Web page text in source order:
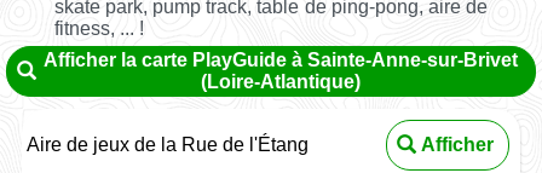
skate park, pump track, table de ping-pong, aire de
fitness, ... !
Afficher la carte PlayGuide à Sainte-Anne-sur-Brivet
(Loire-Atlantique)
Aire de jeux de la Rue de l'Étang Afficher